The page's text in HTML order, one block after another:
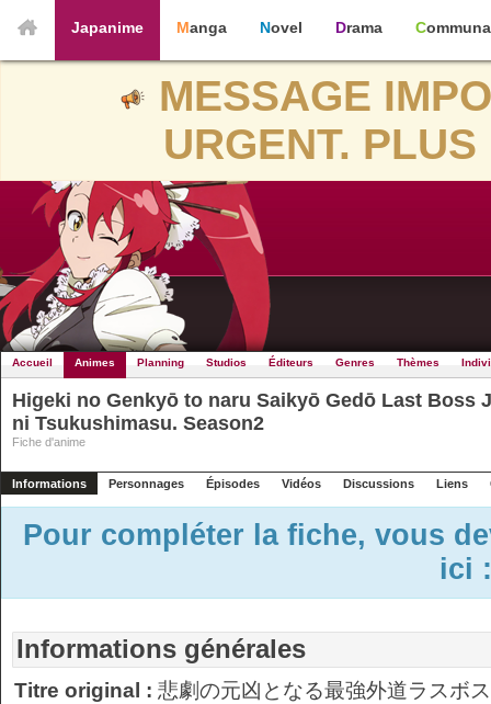
Japanime Manga Novel Drama
MESSAGE
URGENT.
Accueil Animes Planning Studios Éditeurs Genres Thèmes
Higeki no Genkyō to naru Saikyō Gedō Last Boss
ni Tsukushimasu. Season2
Fiche d'anime
Informations Personnages Épisodes Vidéos Discussions Liens
Pour compléter la fiche, vous
ici
Informations générales
Titre original : 悲劇の元凶となる最強外道ラスボ